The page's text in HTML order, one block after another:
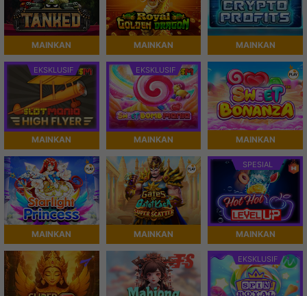
MAINKAN MAINKAN MAINKAN
EKSKLUSIF
MAINKAN
EKSKLUSIF
MAINKAN MAINKAN
MAINKAN MAINKAN
SPESIAL
MAINKAN
EKSKLUSIF